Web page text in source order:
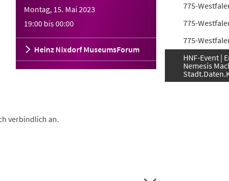
Montag, 15. Mai 2023
19:00 bis00:00
Heinz Nixdorf MuseumsForum
verbindlich an.
775-
775-
775-
HNF-Event |
Nemesis